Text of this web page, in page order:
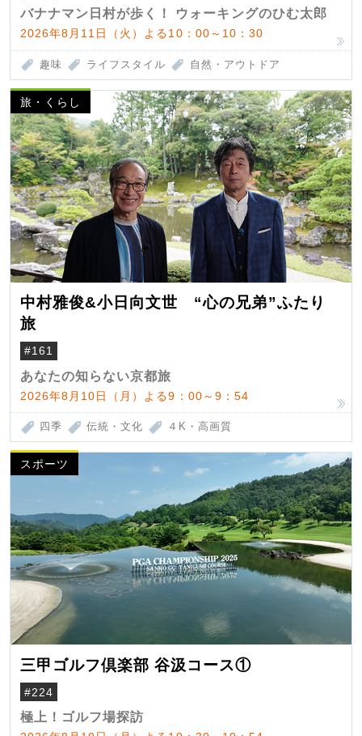
バナナマン日村が歩く！ ウォーキングのひむ太郎
2026年8月11日（火）よる10：00～10：30
趣味 ライフスタイル 自然・アウトドア
旅・くらし
中村雅俊&小日向文世 “心の兄弟”ふたり
旅
#161
あなたの知らない京都旅
2026年8月10日（月）よる9：00～9：54
四季 伝統・文化 ４K・高画質
スポーツ
三甲ゴルフ倶楽部 谷汲コース①
#224
極上！ゴルフ場探訪